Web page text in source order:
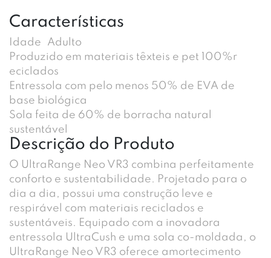
Características
Idade
Adulto
Produzido em materiais têxteis e pet 100%r
eciclados
Entressola com pelo menos 50% de EVA de
base biológica
Sola feita de 60% de borracha natural
sustentável
Descrição do Produto
O UltraRange Neo VR3 combina perfeitamente
conforto e sustentabilidade. Projetado para o
dia a dia, possui uma construção leve e
respirável com materiais reciclados e
sustentáveis. Equipado com a inovadora
entressola UltraCush e uma sola co-moldada, o
UltraRange Neo VR3 oferece amortecimento